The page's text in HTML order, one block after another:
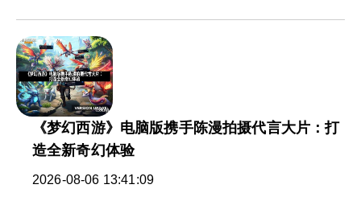
《梦幻西游》电脑版携手陈漫拍摄代言大片：打
造全新奇幻体验
2026-08-06 13:41:09